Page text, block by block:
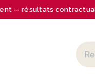
— résultats